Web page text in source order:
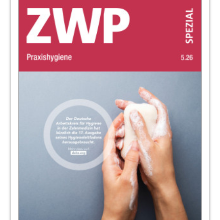
22Professionell empfohlene Mundpflege im
Risikofall
Dr. Gabriele David
Christin Bunn
Aktuelle Metaanalyse: Zusatznutzen von
Mundspülungen mit ätherischen Ölen
Dr. Sylvia Thierer
Hereinspaziert in unsere -Wohlfühlpraxis –
Prophylaxe mit Konzept
GC Germany GmbH